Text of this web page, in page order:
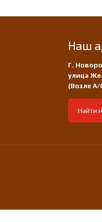
Наш
Г.
улица
(Возле
Найти